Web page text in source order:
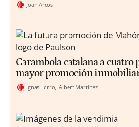
Joan Arcos
Carambola catalana a cuatro
mayor promoción
Ignasi Jorro Albert Martínez